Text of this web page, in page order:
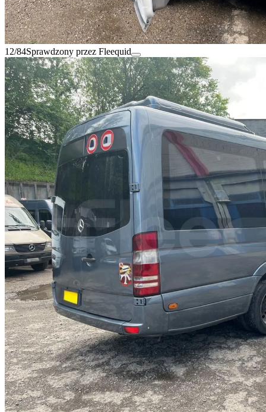
12/84Sprawdzony przez Fleequid